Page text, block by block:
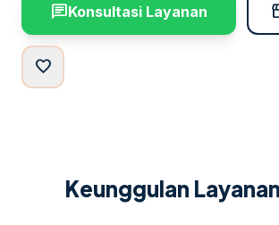
chatKonsultasi Layanan
favorite
Keunggulan